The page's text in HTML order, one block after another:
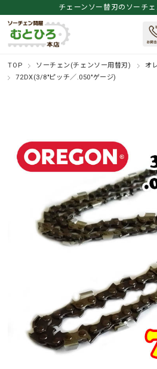
チェーンソー替刃のソーチ
TOP ソーチェン(チェンソー用替刃)
オ
72DX(3/8"ピッチ／.050"ゲージ)